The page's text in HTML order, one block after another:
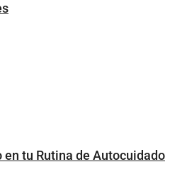
en tu Rutina de Autocuidado